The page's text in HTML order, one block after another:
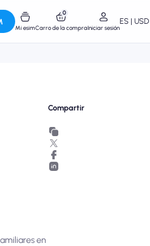
Mi esim
0
Carro de la compraIniciar sesión
ES | USD
en
Compartir